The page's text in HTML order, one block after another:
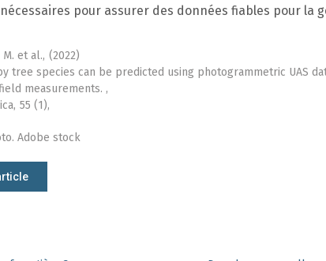
pour assurer des données fiables pour la
et al., (2022)
tree species can be predicted using photogrammetric UAS
measurements. ,
55 (1),
Adobe stock